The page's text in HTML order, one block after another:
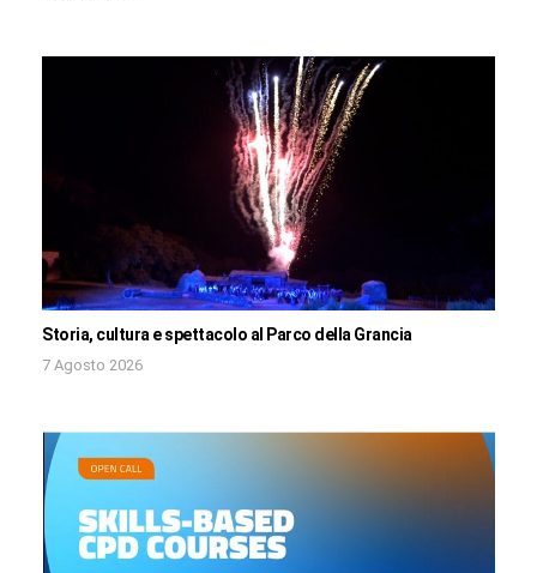
Storia, cultura e spettacolo al Parco della Grancia
7 Agosto 2026